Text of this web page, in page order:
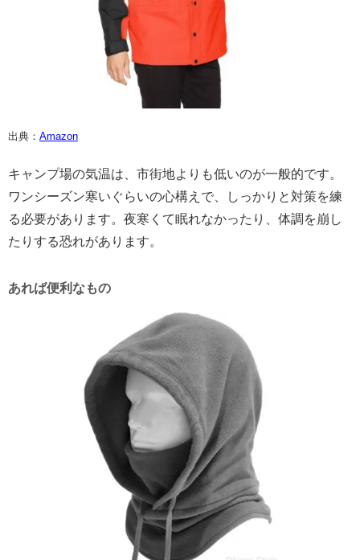
出典： Amazon
キャンプ場の気温は、市街地よりも低いのが一般的です。
ワンシーズン寒いぐらいの心構えで、しっかりと対策を練
る必要があります。夜寒くて眠れなかったり、体調を崩し
たりする恐れがあります。
あれば便利なもの